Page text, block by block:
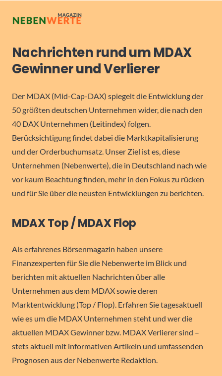
Nachrichten rund um MDAX
Gewinner und Verlierer
Der MDAX (Mid-Cap-DAX) spiegelt die Entwicklung der
50 größten deutschen Unternehmen wider, die nach den
40 DAX Unternehmen (Leitindex) folgen.
Berücksichtigung findet dabei die Marktkapitalisierung
und der Orderbuchumsatz. Unser Ziel ist es, diese
Unternehmen (Nebenwerte), die in Deutschland nach wie
vor kaum Beachtung finden, mehr in den Fokus zu rücken
und für Sie über die neusten Entwicklungen zu berichten.
MDAX Top / MDAX Flop
Als erfahrenes Börsenmagazin haben unsere
Finanzexperten für Sie die Nebenwerte im Blick und
berichten mit aktuellen Nachrichten über alle
Unternehmen aus dem MDAX sowie deren
Marktentwicklung (Top / Flop). Erfahren Sie tagesaktuell
wie es um die MDAX Unternehmen steht und wer die
aktuellen MDAX Gewinner bzw. MDAX Verlierer sind –
stets aktuell mit informativen Artikeln und umfassenden
Prognosen aus der Nebenwerte Redaktion.